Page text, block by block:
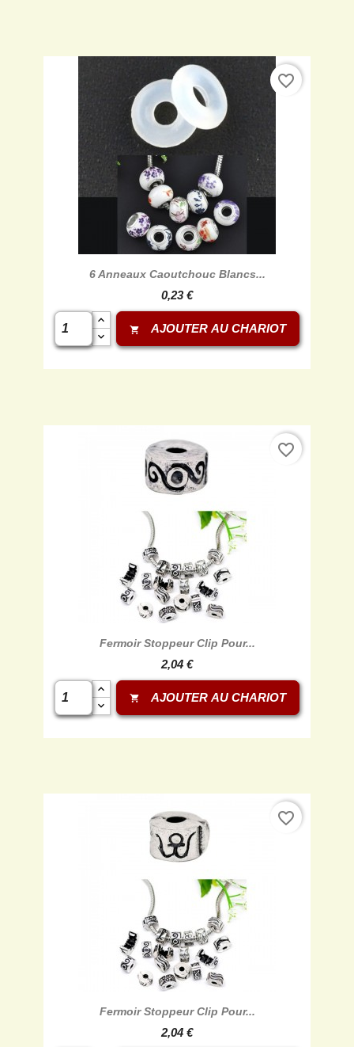
6 Anneaux Caoutchouc Blancs...
0,23 €
shopping_cart AJOUTER AU CHARIOT
favorite_border
Fermoir Stoppeur Clip Pour...
2,04 €
shopping_cart AJOUTER AU CHARIOT
favorite_border
Fermoir Stoppeur Clip Pour...
2,04 €
favorite_border